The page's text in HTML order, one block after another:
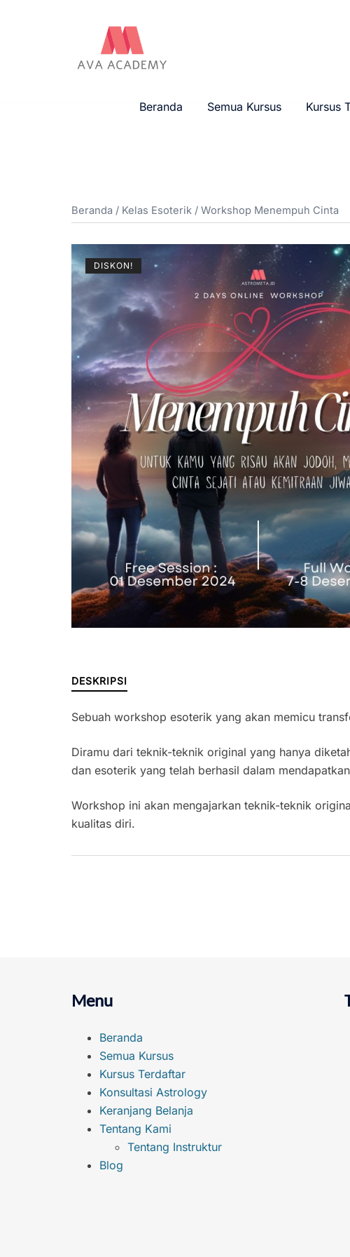
Beranda Semua Kursus Kursus
Beranda / Kelas Esoterik / Workshop Menempuh Cinta
DISKON!
DESKRIPSI
Sebuah workshop esoterik yang akan memicu
Diramu dari teknik-teknik original yang hanya
dan esoterik yang telah berhasil dalam
Workshop ini akan mengajarkan teknik-teknik
kualitas diri.
Menu
Beranda
Semua Kursus
Kursus Terdaftar
Konsultasi Astrology
Keranjang Belanja
Tentang Kami
Tentang Instruktur
Blog